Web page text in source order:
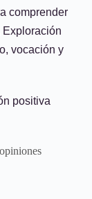
comprender
Exploración
vocación y
positiva